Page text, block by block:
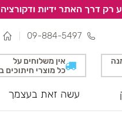
רק דרך האתר ידיות
09-884-5497
אין משלוחים על
כל מוצרי חיתוכים
עשה זאת בעצמך